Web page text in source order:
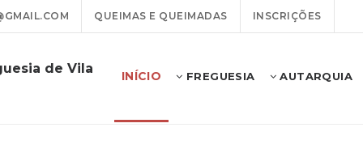
QUEIMAS E QUEIMADAS INSCRIÇÕES
de Vila
INÍCIO FREGUESIA AUTARQUIA